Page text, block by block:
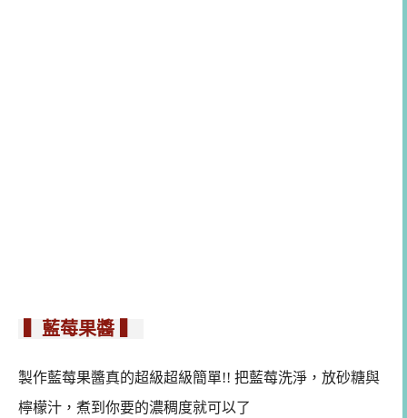
▍藍莓果醬 ▍
製作藍莓果醬真的超級超級簡單!! 把藍莓洗淨，放砂糖與
檸檬汁，煮到你要的濃稠度就可以了